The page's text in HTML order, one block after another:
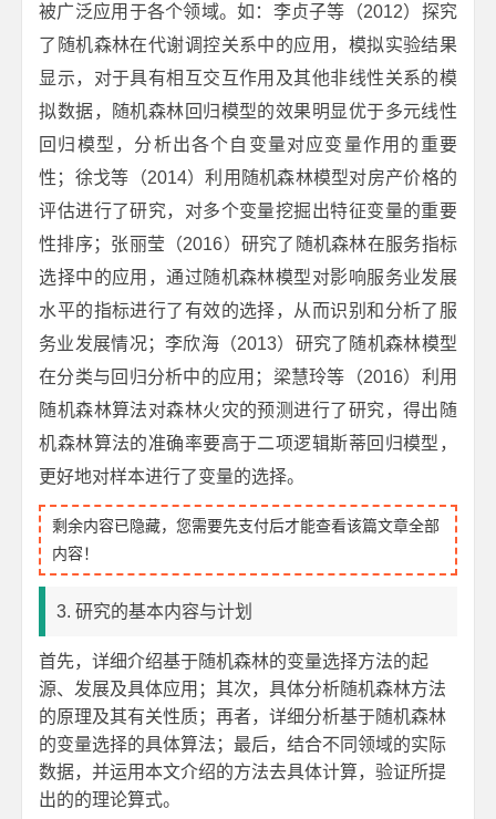
被广泛应用于各个领域。如：李贞子等（2012）探究
了随机森林在代谢调控关系中的应用，模拟实验结果
显示，对于具有相互交互作用及其他非线性关系的模
拟数据，随机森林回归模型的效果明显优于多元线性
回归模型，分析出各个自变量对应变量作用的重要
性；徐戈等（2014）利用随机森林模型对房产价格的
评估进行了研究，对多个变量挖掘出特征变量的重要
性排序；张丽莹（2016）研究了随机森林在服务指标
选择中的应用，通过随机森林模型对影响服务业发展
水平的指标进行了有效的选择，从而识别和分析了服
务业发展情况；李欣海（2013）研究了随机森林模型
在分类与回归分析中的应用；梁慧玲等（2016）利用
随机森林算法对森林火灾的预测进行了研究，得出随
机森林算法的准确率要高于二项逻辑斯蒂回归模型，
更好地对样本进行了变量的选择。
剩余内容已隐藏，您需要先支付后才能查看该篇文章全部
内容！
3. 研究的基本内容与计划
首先，详细介绍基于随机森林的变量选择方法的起
源、发展及具体应用；其次，具体分析随机森林方法
的原理及其有关性质；再者，详细分析基于随机森林
的变量选择的具体算法；最后，结合不同领域的实际
数据，并运用本文介绍的方法去具体计算，验证所提
出的的理论算式。